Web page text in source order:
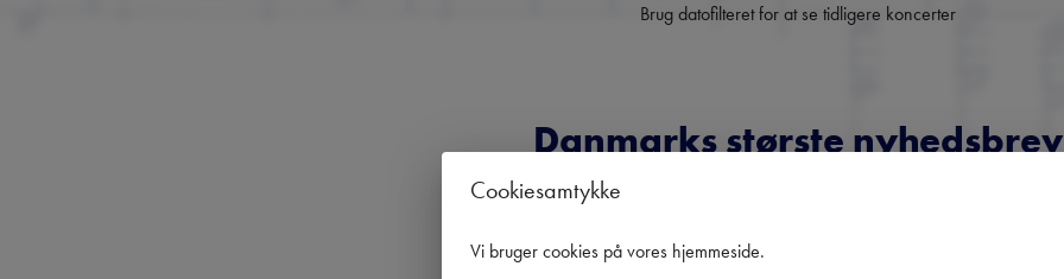
Brug datofilteret for at se tidligere koncerter
Danmarks største nyhedsbrev
anbefalinger fra hele landet.
Cookiesamtykke
Vi bruger cookies på vores hjemmeside.